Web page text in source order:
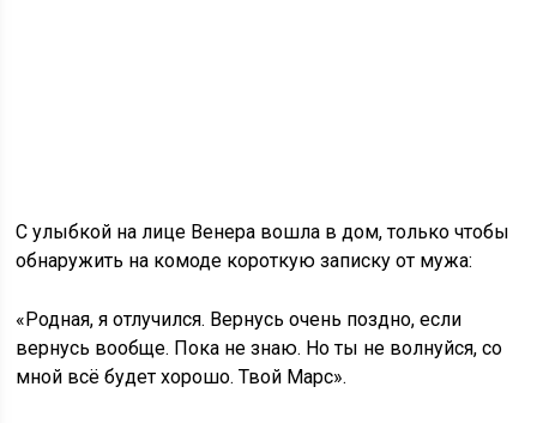
С улыбкой на лице Венера вошла в дом, только чтобы
обнаружить на комоде короткую записку от мужа:
«Родная, я отлучился. Вернусь очень поздно, если
вернусь вообще. Пока не знаю. Но ты не волнуйся, со
мной всё будет хорошо. Твой Марс».